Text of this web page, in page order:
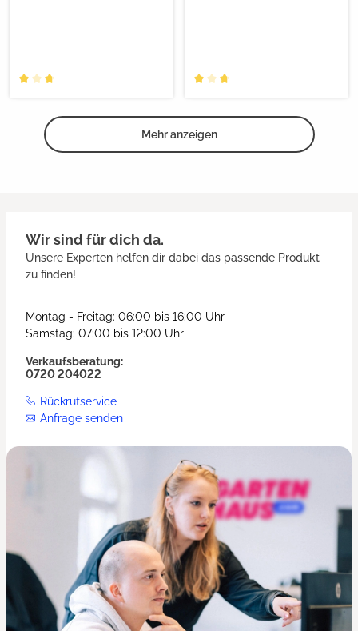
Mehr anzeigen
Wir sind für dich da.
Unsere Experten helfen dir dabei das passende Produkt
zu finden!
Montag - Freitag: 06:00 bis 16:00 Uhr
Samstag: 07:00 bis 12:00 Uhr
Verkaufsberatung:
0720 204022
Rückrufservice
Anfrage senden